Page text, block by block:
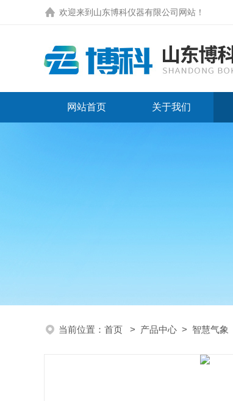
欢迎来到 山东博科仪器有限公司网站 ！
网站首页 关于我们
当前位置： 首页 > 产品中心 > 智慧气象